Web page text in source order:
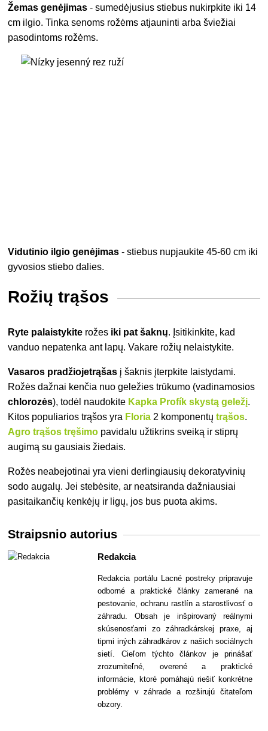
Žemas genėjimas - sumedėjusius stiebus nukirpkite iki 14
cm ilgio. Tinka senoms rožėms atjauninti arba šviežiai
pasodintoms rožėms.
Vidutinio ilgio genėjimas - stiebus nupjaukite 45-60 cm iki
gyvosios stiebo dalies.
Rožių trąšos
Ryte palaistykite rožes iki pat šaknų. Įsitikinkite, kad
vanduo nepatenka ant lapų. Vakare rožių nelaistykite.
Vasaros pradžiojetrąšas į šaknis įterpkite laistydami.
Rožės dažnai kenčia nuo geležies trūkumo (vadinamosios
chlorozės), todėl naudokite Kapka Profík skystą geležį.
Kitos populiarios trąšos yra Floria 2 komponentųtrąšos.
Agro trąšos tręšimo pavidalu užtikrins sveiką ir stiprų
augimą su gausiais žiedais.
Rožės neabejotinai yra vieni derlingiausių dekoratyvinių
sodo augalų. Jei stebėsite, ar neatsiranda dažniausiai
pasitaikančių kenkėjų ir ligų, jos bus puota akims.
Straipsnio autorius
Redakcia
Redakcia portálu Lacné postreky pripravuje
odborné a praktické články zamerané na
pestovanie, ochranu rastlín a starostlivosť o
záhradu. Obsah je inšpirovaný reálnymi
skúsenosťami zo záhradkárskej praxe, aj
tipmi iných záhradkárov z našich sociálnych
sietí. Cieľom týchto článkov je prinášať
zrozumiteľné, overené a praktické
informácie, ktoré pomáhajú riešiť konkrétne
problémy v záhrade a rozširujú čitateľom
obzory.